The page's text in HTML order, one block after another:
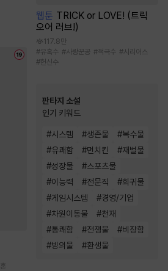
웹툰 TRICK or LOVE! (트릭
오어 러브!)
117.8만
#유혹수 #사랑꾼공 #적극수 #시리어스
#헌신수
판타지 소설
인기 키워드
#시스템 #생존물 #복수물
#유쾌함 #먼치킨 #재벌물
#성장물 #스포츠물
#이능력 #전문직 #회귀물
#게임시스템 #경영/기업
#차원이동물 #천재
#통쾌함 #전쟁물 #비장함
#빙의물 #환생물